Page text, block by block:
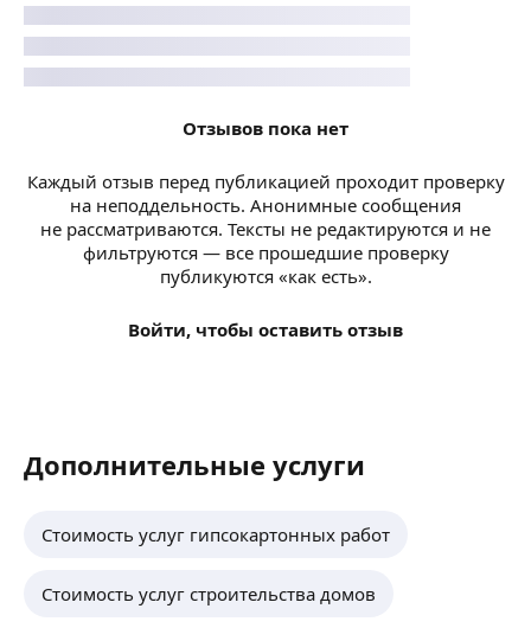
Отзывов пока нет
Каждый отзыв перед публикацией проходит проверку
на неподдельность. Анонимные сообщения
не рассматриваются. Тексты не редактируются и не
фильтруются — все прошедшие проверку
публикуются «как есть».
Войти, чтобы оставить отзыв
Дополнительные услуги
Стоимость услуг гипсокартонных работ
Стоимость услуг строительства домов